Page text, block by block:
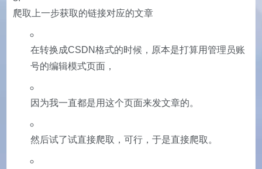
爬取上一步获取的链接对应的文章
在转换成CSDN格式的时候，原本是打算用管理员账
号的编辑模式页面，
因为我一直都是用这个页面来发文章的。
然后试了试直接爬取，可行，于是直接爬取。